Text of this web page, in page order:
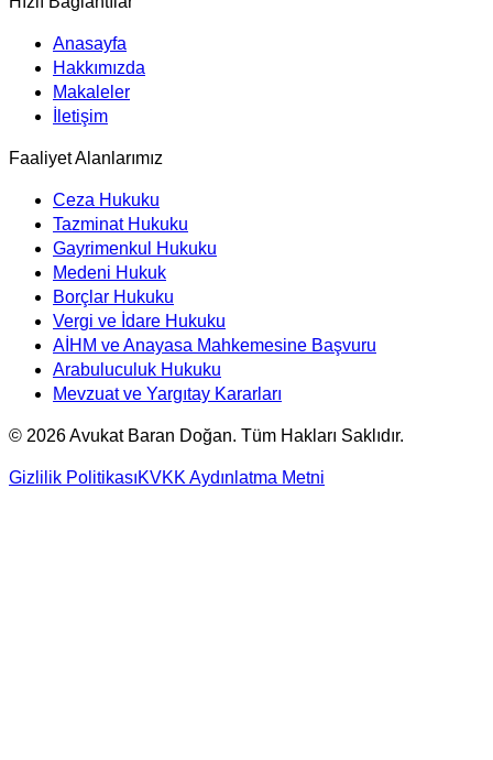
Anasayfa
Hakkımızda
Makaleler
İletişim
Faaliyet Alanlarımız
Ceza Hukuku
Tazminat Hukuku
Gayrimenkul Hukuku
Medeni Hukuk
Borçlar Hukuku
Vergi ve İdare Hukuku
AİHM ve Anayasa Mahkemesine Başvuru
Arabuluculuk Hukuku
Mevzuat ve Yargıtay Kararları
© 2026Avukat Baran Doğan. Tüm Hakları Saklıdır.
Gizlilik PolitikasıKVKK Aydınlatma Metni